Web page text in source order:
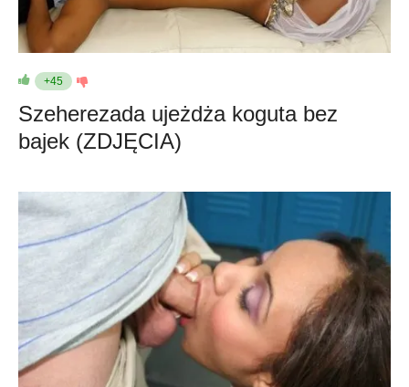
+45
Szeherezada ujeżdża koguta bez
bajek (ZDJĘCIA)